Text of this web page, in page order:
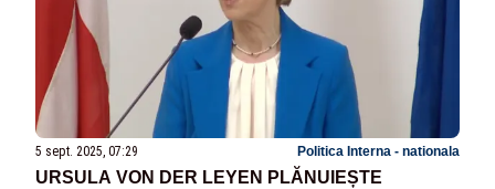
5 sept. 2025, 07:29 Politica Interna - nationala
URSULA VON DER LEYEN PLĂNUIEȘTE